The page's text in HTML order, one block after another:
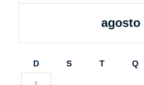
agosto
D S T Q